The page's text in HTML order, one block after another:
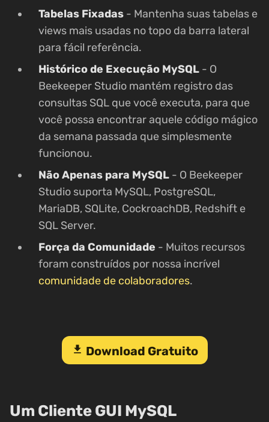
Tabelas Fixadas - Mantenha suas tabelas e
views mais usadas no topo da barra lateral
para fácil referência.
Histórico de Execução MySQL - O
Beekeeper Studio mantém registro das
consultas SQL que você executa, para que
você possa encontrar aquele código mágico
da semana passada que simplesmente
funcionou.
Não Apenas para MySQL - O Beekeeper
Studio suporta MySQL, PostgreSQL,
MariaDB, SQLite, CockroachDB, Redshift e
SQL Server.
Força da Comunidade - Muitos recursos
foram construídos por nossa incrível
comunidade de colaboradores.
download Download Gratuito
Um Cliente GUI MySQL